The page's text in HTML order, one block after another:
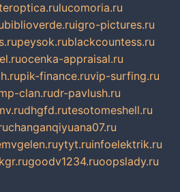
lucomoria.ru
biblioverde.ruigro-pictures.ru
peysok.rublackcountess.ru
ocenka-appraisal.ru
pik-finance.ruvip-surfing.ru
clan.rudr-pavlush.ru
dhgfd.rutesotomeshell.ru
changanqiyuana07.ru
ytyt.ruinfoelektrik.ru
goodv1234.ruoopslady.ru